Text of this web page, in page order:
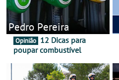
Pedro Pereira
Opinião
poupar combustível